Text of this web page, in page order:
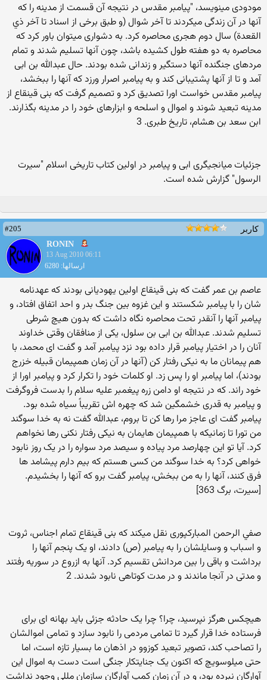
مودودی مینویسد، "پیامبر مقدس در نتیجه آن قسمت از مدینه را که
آنها در آن زندگی میکردند تا آخر شوال (و طبق برخی از اسناد تا آخر ذي
القعدة) سال دوم هجری محاصره کرد. به دشواری میتوان باور کرد که
محاصره به دو هفته طول کشیده باشد، چون آنها تسلیم شدند و تمام
مردهای جنگنده آنها دستگیر و زندانی شده بودند. حال عبدالله بن ابی
آمد و تا از آنها پشتیبانی کند و به پیامبر اصرار ورزد که آنها را ببخشد،
پیامبر مقدس خواست اورا تصدیق کرد و تصمیم گرفت که بنی قینقاع از
مدینه تبعید شوند و اموال و اسلحه و ابزارهای خود را در مدینه بگذارند.
ابن سعد بن هشام، تاریخ طبری. 3
جزئیات میانجیگری ابی و پیامبر در اولین کتاب تاریخی اسلام "سیرت
الرسول" گزارش شده است.
کاربر
#205
RONIN
13 Aug 2010 06:11
ارسالها: 6280
عاصم بن عمر گفت که بنی قینقاع اولین یهودیانی بودند که عهدنامه
شان را با پیامبر شکستند و این غزوه بین جنگ بدر و احد اتفاق افتاد، و
پیامبر آنها را آنقدر تحت محاصره نگاه داشت که بدون هیچ شرطی
تسلیم شدند. عبدالله بن ابی بن سلول، یکی از منافقان وقتی خداوند
آنان را در اختیار پیامبر قرار داده بود نزد پیامبر آمد و گفت ای محمد، با
هم پیمانان ما به نیکی رفتار کن (آنها در آن زمان همپیمان قبیله خزرج
بودند)، اما پیامبر او را پس زد. او کلمات خود را تکرار کرد و پیامبر اورا از
خود راند. که در نتیجه او دامن زره پیغمبر علیه سلام را بدست فروگرفت
و پیامبر به قدری خشمگین شد که چهره اش تقریباً سیاه شده بود.
پیامبر گفت ای عاجز مرا رها کن تا بروم، عبدالله گفت نه به خدا سوگند
من تورا تا زمانیکه با همپیمان هایمان به نیکی رفتار نکنی رها نخواهم
کرد. آیا تو این چهارصد مرد پیاده و سیصد مرد سواره را در یک روز نابود
خواهی کرد؟ به خدا سوگند من کسی هستم که بیم دارم پیشامد ها
فرق کنند، آنها را به من ببخش، پیامبر گفت برو که آنها را بخشیدم.
[سیرت، برگ 363]
صفي الرحمن المباركپوری نقل میکند که بنی قینقاع تمام اجناس، ثروت
و اسباب و وسایلشان را به پیامبر (ص) دادند، او یک پنجم آنها را
برداشت و باقی را بین مردانش تقسیم کرد. آنها به ازروع در سوریه رفتند
و مدتی در آنجا ماندند و در مدت کوتاهی نابود شدند. 2
هیچکس هرگز نپرسید، چرا؟ چرا یک حادثه جزئی باید بهانه ای برای
فرستاده خدا قرار گیرد تا تمامی مردمی را نابود سازد و تمامی اموالشان
را تصاحب کند، تصویر تبعید کوزوو در اذهان ما بسیار تازه است، اما
حتی میلوسویچ که اکنون یک جنایتکار جنگی است دست به اموال این
آوارگان نبرده بود، و در آن زمان کمپ آوارگان سازمان مللی وجود نداشت